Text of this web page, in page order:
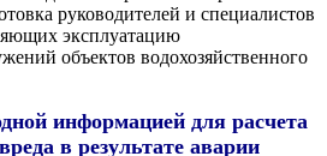
руководителей и специалистов
эксплуатацию
объектов водохозяйственного
информацией для расчета
в результате аварии